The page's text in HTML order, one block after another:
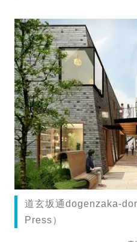
道玄坂通dogenzaka-
Press）